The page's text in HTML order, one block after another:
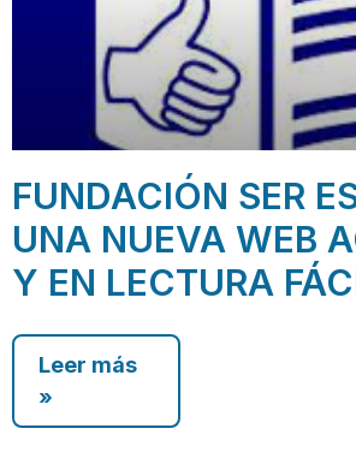
FUNDACIÓN SER
UNA NUEVA WEB
Y EN LECTURA
Leer más
»